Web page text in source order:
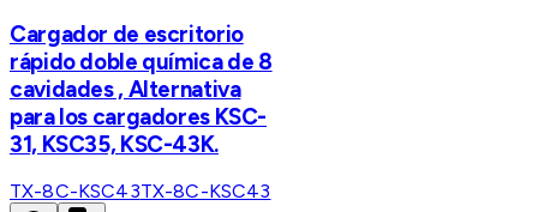
Cargador de escritorio
rápido doble química de 8
cavidades , Alternativa
para los cargadores KSC-
31, KSC35, KSC-43K.
TX-8C-KSC43TX-8C-KSC43